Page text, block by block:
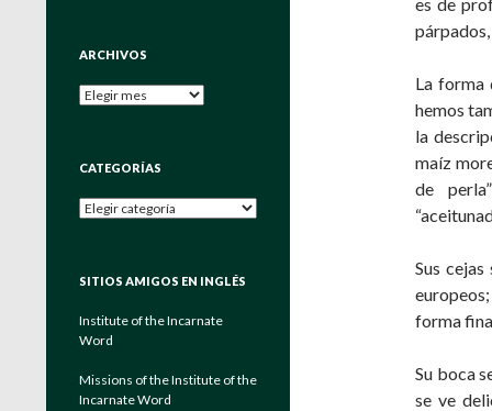
La forma
hemos
la
maíz
de
Sus
forma
Su boca
se ve
ARCHIVOS
Archivos
CATEGORÍAS
Categorías
SITIOS AMIGOS EN INGLÉS
Institute of the Incarnate
Word
Missions of the Institute of the
Incarnate Word